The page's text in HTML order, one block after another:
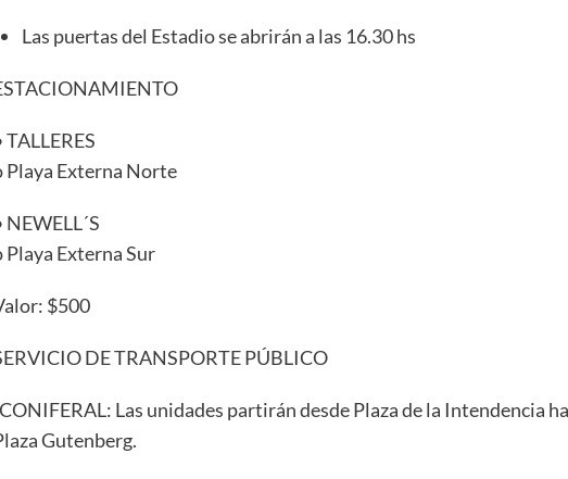
Las puertas del Estadio se abrirán a las 16.30 hs
TALLERES
Playa Externa Norte
NEWELL´S
Playa Externa Sur
$500
DE TRANSPORTE PÚBLICO
Las unidades partirán desde Plaza de la Intendencia
Gutenberg.